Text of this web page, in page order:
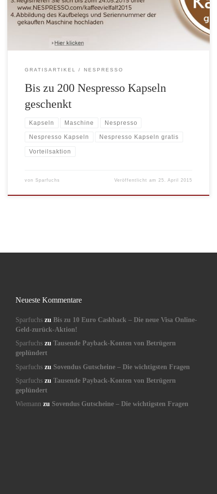
Milchaufschäum-Funktion. Bei welchem Onlineshop Sie die
Nespresso […]
GRATISARTIKEL NESPRESSO
Bis zu 200 Nespresso Kapseln
geschenkt
Kapseln Maschine Nespresso
Nespresso Kapseln Nespresso Kapseln gratis
Vorteilsaktion
von Sparfuchs Veröffentlicht am 25. April 2015
Neueste Kommentare
Sparfuchszu Bis zu 10 Euro Cashback – Die neue Visa Online-
Geld-zurück-Aktion!
Sparfuchszu Tausende Payback-Konten von Betrügern
geplündert
Sparfuchszu Sovendus Gutscheine – Die wichtigsten Fragen
Sparfuchszu Tausende Payback-Konten von Betrügern
geplündert
Wiemann zu Sovendus Gutscheine – Die wichtigsten Fragen